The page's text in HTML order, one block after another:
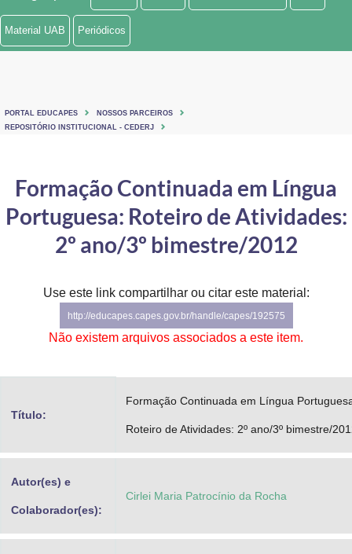
Ministério de Minas e Energia
Ministério do Turismo
Controladoria-Geral da União
Ministério da Mulher, da Família e dos Direitos Humanos
Secretaria de Governo
Gabinete de Segurança Institucional
Material UAB Periódicos
PORTAL EDUCAPES
NOSSOS PARCEIROS
REPOSITÓRIO INSTITUCIONAL - CEDERJ
Formação Continuada em Língua
Portuguesa: Roteiro de Atividades:
2º ano/3º bimestre/2012
Use este link compartilhar ou citar este material:
http://educapes.capes.gov.br/handle/capes/192575
Não existem arquivos associados a este item.
Título:
Formação Continuada em Língua
Roteiro de Atividades: 2º ano/3º bimestre/
Autor(es) e
Colaborador(es):
Cirlei Maria Patrocínio da Rocha